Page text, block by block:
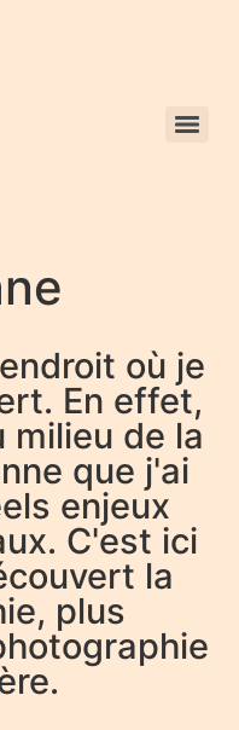
où je
En effet,
milieu de la
que j'ai
enjeux
C'est ici
la
plus